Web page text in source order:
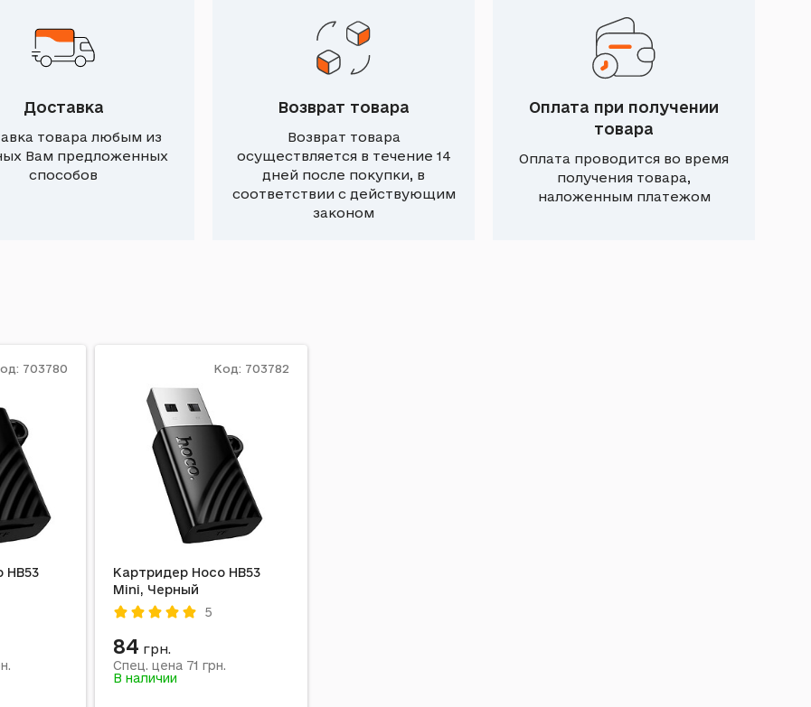
Доставка
товара любым из
Вам предложенных
способов
Возврат товара
Возврат товара
осуществляется в течение 14
дней после покупки, в
соответствии с действующим
законом
Оплата при получении
товара
Оплата проводится во время
получения товара,
наложенным платежом
HB53
703780
Картридер Hoco HB53
Mini, Черный
5
Код: 703782
84 грн.
Спец. цена 71 грн.
В наличии